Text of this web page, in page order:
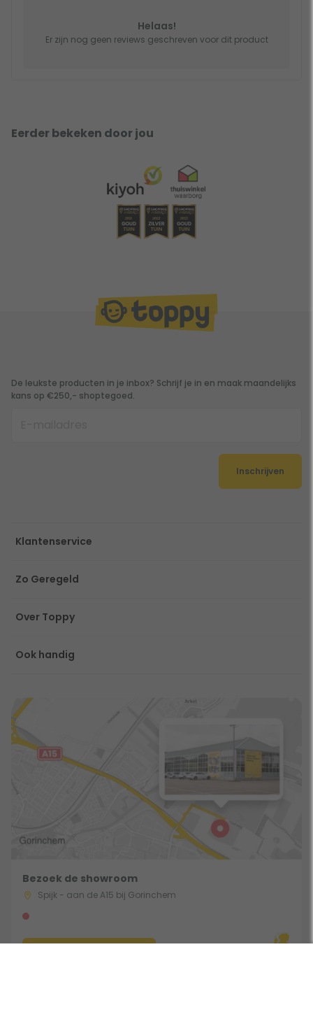
Helaas!
Er zijn nog geen reviews geschreven voor dit product
Eerder bekeken door jou
De leukste producten in je inbox? Schrijf je in en maak maandelijks
kans op €250,- shoptegoed.
Inschrijven
Klantenservice
Zo Geregeld
Over Toppy
Ook handig
Bezoek de showroom
Spijk - aan de A15 bij Gorinchem